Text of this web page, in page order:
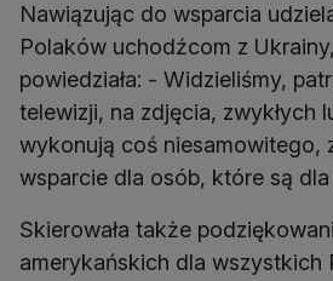
Nawiązując do wsparcia
Polaków uchodźcom z
powiedziała: - Widzieliśmy,
telewizji, na zdjęcia, zwykłych
wykonują coś niesamowitego,
wsparcie dla osób, które są
Skierowała także
amerykańskich dla wszystkich